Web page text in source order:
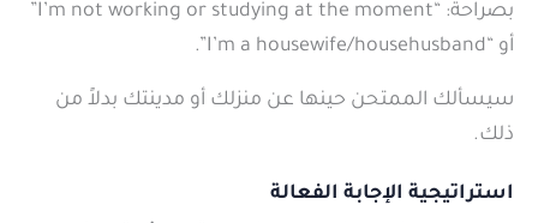
بصراحة: “I’m not working or studying at the moment”
أو “I’m a housewife/househusband”.
سيسألك الممتحن حينها عن منزلك أو مدينتك بدلاً من
ذلك.
استراتيجية الإجابة الفعالة